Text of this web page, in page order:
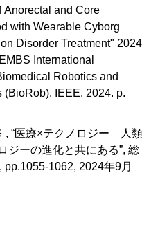
Anorectal and Core
with Wearable Cyborg
Disorder Treatment" 2024
International
Robotics and
(BioRob). IEEE, 2024. p.
, “医療×テクノロジー 人類
ジーの進化と共にある”, 総
pp.1055-1062, 2024年9月